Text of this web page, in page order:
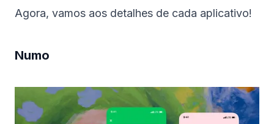
Agora, vamos aos detalhes de cada aplicativo!
Numo